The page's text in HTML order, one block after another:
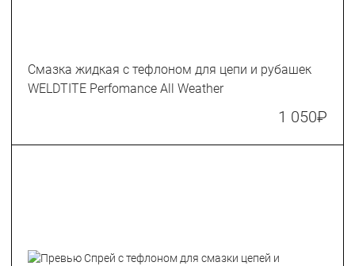
Смазка жидкая с тефлоном для цепи и рубашек
WELDTITE Perfomance All Weather
1 050₽